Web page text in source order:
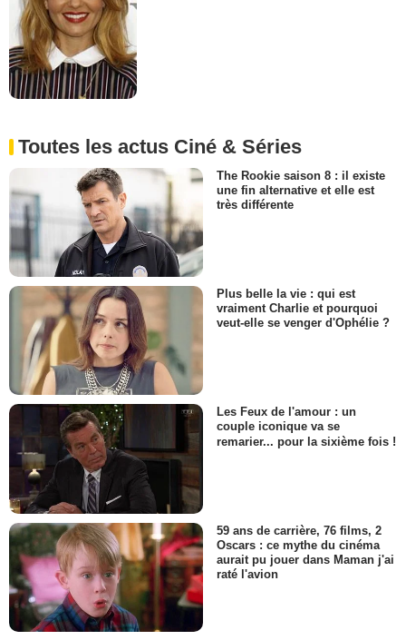
Toutes les actus Ciné & Séries
The Rookie saison 8 : il existe
une fin alternative et elle est
très différente
Plus belle la vie : qui est
vraiment Charlie et pourquoi
veut-elle se venger d'Ophélie ?
Les Feux de l'amour : un
couple iconique va se
remarier... pour la sixième fois !
59 ans de carrière, 76 films, 2
Oscars : ce mythe du cinéma
aurait pu jouer dans Maman j'ai
raté l'avion